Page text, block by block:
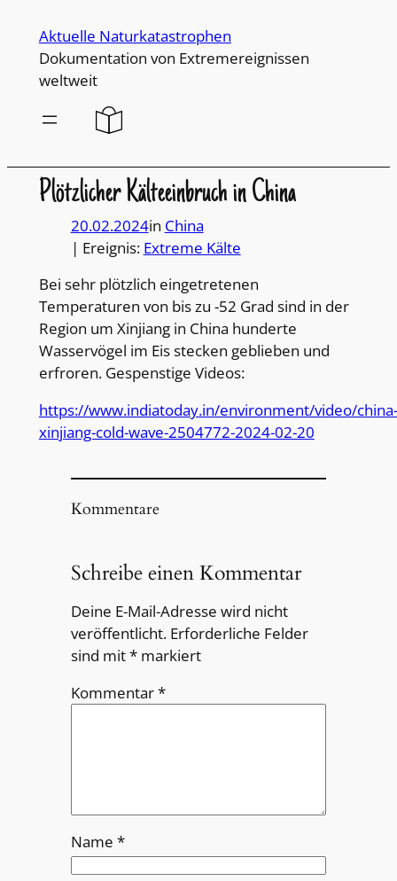
Inhalt
wechseln
Aktuelle Naturkatastrophen
Dokumentation von Extremereignissen
weltweit
Plötzlicher Kälteeinbruch in China
20.02.2024in China
| Ereignis: Extreme Kälte
Bei sehr plötzlich eingetretenen
Temperaturen von bis zu -52 Grad sind in der
Region um Xinjiang in China hunderte
Wasservögel im Eis stecken geblieben und
erfroren. Gespenstige Videos:
https://www.indiatoday.in/environment/video/china-
xinjiang-cold-wave-2504772-2024-02-20
Kommentare
Schreibe einen Kommentar
Deine E-Mail-Adresse wird nicht
veröffentlicht. Erforderliche Felder
sind mit*markiert
Kommentar*
Name *